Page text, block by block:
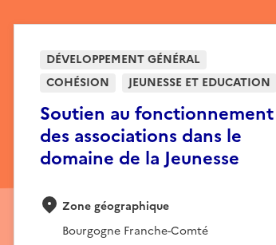
Soutien au fonctionnement
des associations dans le
domaine de la Jeunesse
DÉVELOPPEMENT GÉNÉRAL
COHÉSION
JEUNESSE ET EDUCATION
Zone géographique
Bourgogne Franche-Comté